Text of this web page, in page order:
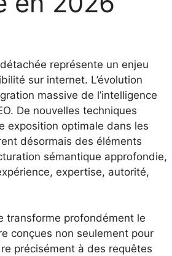
représente un enjeu
sur internet. L’évolution
massive de l’intelligence
De nouvelles techniques
exposition optimale dans les
désormais des éléments
sémantique approfondie,
expertise, autorité,
transforme profondément le
conçues non seulement pour
précisément à des requêtes